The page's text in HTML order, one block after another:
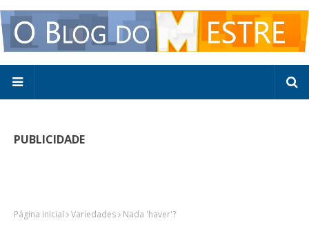
PUBLICIDADE
Página inicial Variedades Nada 'haver'?